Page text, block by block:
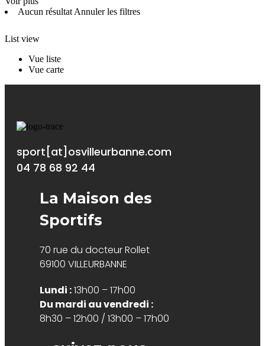
Aucun résultatAnnuler les filtres
List view
Vue liste
Vue carte
sport[at]osvilleurbanne.com
04 78 68 92 44
La Maison des
Sportifs
70 rue du docteur Rollet
69100 VILLEURBANNE
Lundi :13h00 – 17h00
Du mardi au vendredi :
8h30 – 12h00 / 13h00 – 17h00